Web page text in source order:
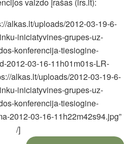
vaizdo įrašas (lrs.lt):
alkas.lt/uploads/2012-03-19-6-
iniciatyvines-grupes-uz-
konferencija-tiesiogine-
2012-03-16-11h01m01s-LR-
alkas.lt/uploads/2012-03-19-6-
iniciatyvines-grupes-uz-
konferencija-tiesiogine-
2012-03-16-11h22m42s94.jpg”
/]